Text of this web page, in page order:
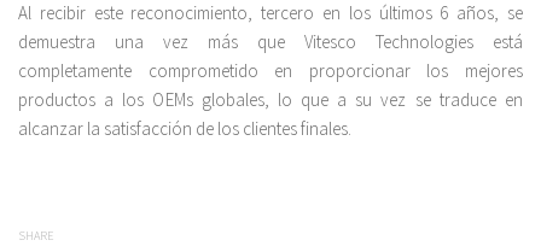
Al recibir este reconocimiento, tercero en los últimos 6 años, se
demuestra una vez más que Vitesco Technologies está
completamente comprometido en proporcionar los mejores
productos a los OEMs globales, lo que a su vez se traduce en
alcanzar la satisfacción de los clientes finales.
SHARE